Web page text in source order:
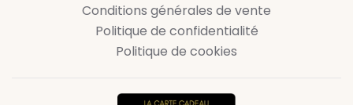
Conditions générales de vente
Politique de confidentialité
Politique de cookies